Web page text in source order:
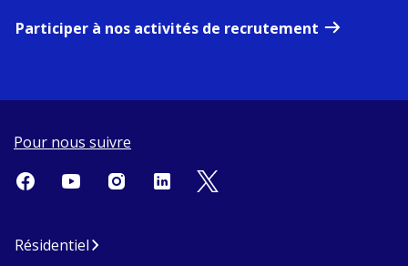
Participer à nos activités de recrutement
Pour nous suivre
Résidentiel